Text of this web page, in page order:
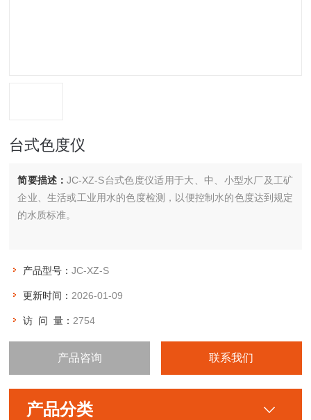
台式色度仪
简要描述：JC-XZ-S台式色度仪适用于大、中、小型水厂及工矿
企业、生活或工业用水的色度检测，以便控制水的色度达到规定
的水质标准。
产品型号：JC-XZ-S
更新时间： 2026-01-09
访 问 量： 2754
产品咨询 联系我们
产品分类